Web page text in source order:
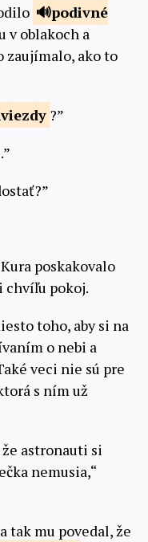
podivné
v oblakoch a
zaujímalo, ako to
?”
poskakovalo
chvíľu pokoj.
toho, aby si na
o nebi a
veci nie sú pre
s ním už
že astronauti si
nemusia,“
tak mu povedal, že